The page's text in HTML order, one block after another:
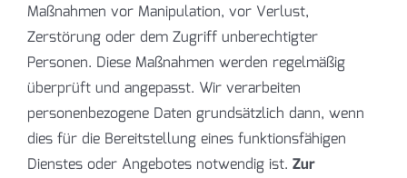
Maßnahmen vor Manipulation, vor Verlust,
Zerstörung oder dem Zugriff unberechtigter
Personen. Diese Maßnahmen werden regelmäßig
überprüft und angepasst. Wir verarbeiten
personenbezogene Daten grundsätzlich dann, wenn
dies für die Bereitstellung eines funktionsfähigen
Dienstes oder Angebotes notwendig ist. Zur